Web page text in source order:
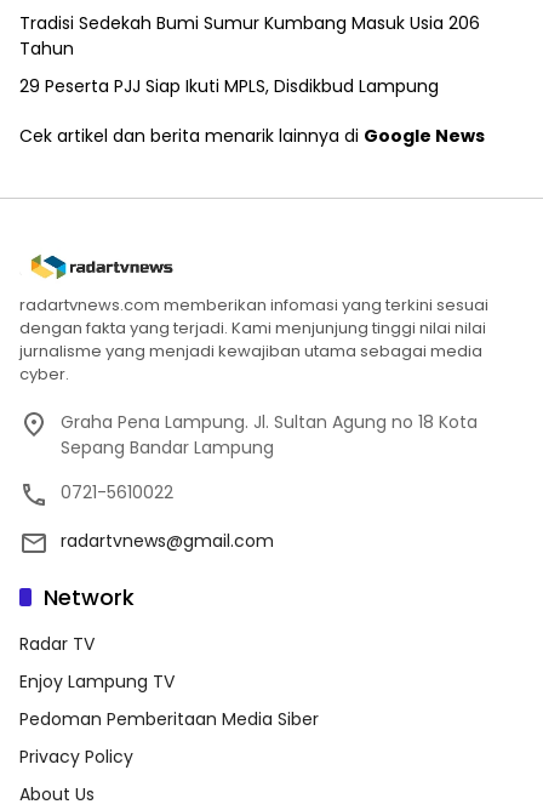
Tradisi Sedekah Bumi Sumur Kumbang Masuk Usia 206
Tahun
29 Peserta PJJ Siap Ikuti MPLS, Disdikbud Lampung
Cek artikel dan berita menarik lainnya di Google News
radartvnews.com memberikan infomasi yang terkini sesuai
dengan fakta yang terjadi. Kami menjunjung tinggi nilai nilai
jurnalisme yang menjadi kewajiban utama sebagai media
cyber.
Graha Pena Lampung. Jl. Sultan Agung no 18 Kota
Sepang Bandar Lampung
0721-5610022
radartvnews@gmail.com
Network
Radar TV
Enjoy Lampung TV
Pedoman Pemberitaan Media Siber
Privacy Policy
About Us